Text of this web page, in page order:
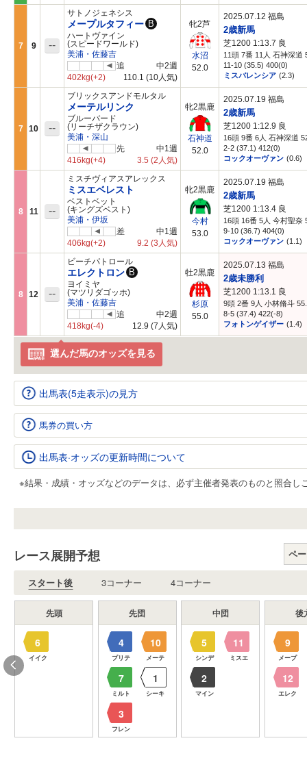
7 9 --
サトノジェネシス
メープルタフィー B
ハートヴァイン
(スピードワールド)
美浦・佐藤吉
追
中2週
402kg(+2) 110.1 (10人気)
牝2芦
水沼
52.0
2025.07.12 福島
2歳新馬
芝1200 1:13.7 良
11頭 7番 11人 石神深道
11-10 (35.5) 400(0)
ミスバレンシア (2.3)
7 10 --
ブリックスアンドモルタル
メーテルリンク
ブルーバード
(リーチザクラウン)
美浦・深山
先
中1週
416kg(+4) 3.5 (2人気)
牝2黒鹿
石神道
52.0
2025.07.19 福島
2歳新馬
芝1200 1:12.9 良
16頭 9番 6人 石神深道
2-2 (37.1) 412(0)
コックオーヴァン (0.6)
8 11 --
ミスチヴィアスアレックス
ミスエベレスト
ベストベット
(キングズベスト)
美浦・伊坂
差
中1週
406kg(+2) 9.2 (3人気)
牝2黒鹿
今村
53.0
2025.07.19 福島
2歳新馬
芝1200 1:13.4 良
16頭 16番 5人 今村聖奈
9-10 (36.7) 404(0)
コックオーヴァン (1.1)
8 12 --
ビーチパトロール
エレクトロン B
ヨイミヤ
(マツリダゴッホ)
美浦・佐藤吉
追
中2週
418kg(-4) 12.9 (7人気)
牡2黒鹿
杉原
55.0
2025.07.13 福島
2歳未勝利
芝1200 1:13.1 良
9頭 2番 9人 小林脩斗
8-5 (37.4) 422(-8)
フォトンゲイザー (1.4)
選んだ馬のオッズを見る
出馬表(5走表示)の見方
馬券の買い方
出馬表·オッズの更新時間について
※結果・成績・オッズなどのデータは、必ず主催者発表のものと照合し
レース展開予想 ペ
スタート後 3コーナー 4コーナー
先頭
6
イイク
先団
4
プリテ
10
メーテ
7
ミルト
1
シーキ
3
フレン
中団
5
シンデ
11
ミスエ
2
マイン
後
9
メープ
12
エレク